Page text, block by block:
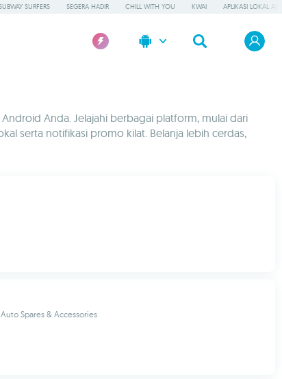
SURFERS SEGERA HADIR CHILL WITH YOU KWAI APLIKASI LOKAL AI
Anda. Jelajahi berbagai platform, mulai dari
serta notifikasi promo kilat. Belanja lebih cerdas,
Spares & Accessories